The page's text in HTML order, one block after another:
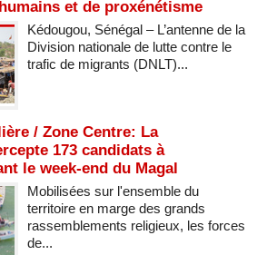
et de proxénétisme
Kédougou, Sénégal – L’antenne de la
Division nationale de lutte contre le
trafic de migrants (DNLT)...
/ Zone Centre: La
173 candidats à
le week-end du Magal
Mobilisées sur l'ensemble du
territoire en marge des grands
rassemblements religieux, les forces
de...